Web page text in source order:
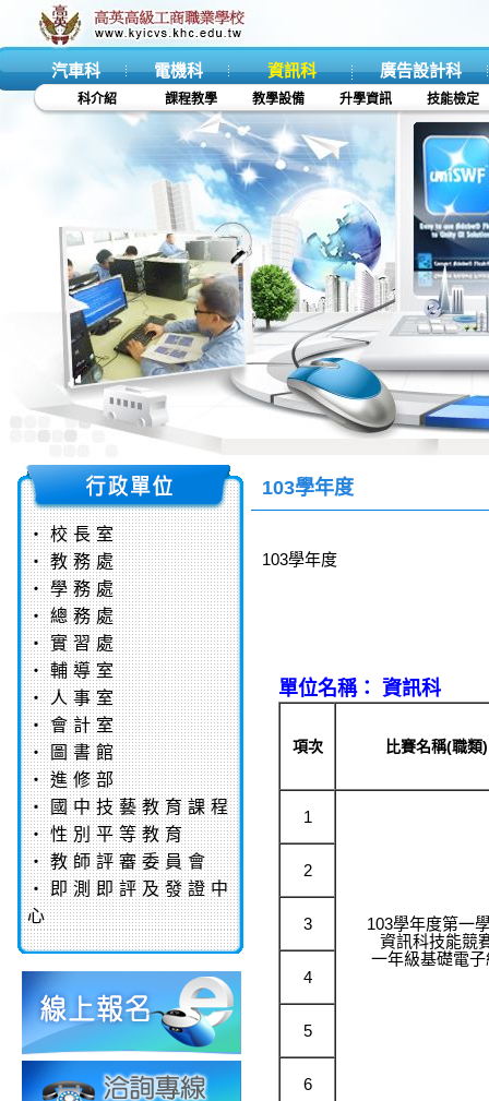
汽車科 電機科 資訊科 廣告設計科
科介紹 課程教學 教學設備 升學資訊 技能檢定
‧校長室
‧教務處
‧學務處
‧總務處
‧實習處
‧輔導室
‧人事室
‧會計室
‧圖書館
‧進修部
‧國中技藝教育課程
‧性別平等教育
‧教師評審委員會
‧即測即評及發證中
心
103學年度
103學年度
單位名稱： 資訊科
項次 比賽名稱(職類)
1
103學年度第一
資訊科技能競
一年級基礎電子
2
3
4
5
6